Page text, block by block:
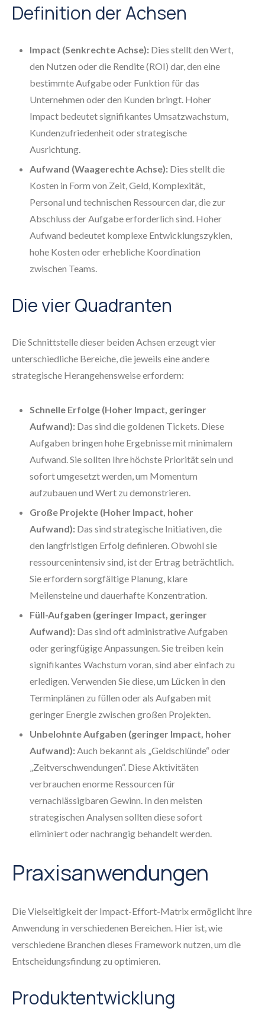
Definition der Achsen
Impact (Senkrechte Achse): Dies stellt den Wert,
den Nutzen oder die Rendite (ROI) dar, den eine
bestimmte Aufgabe oder Funktion für das
Unternehmen oder den Kunden bringt. Hoher
Impact bedeutet signifikantes Umsatzwachstum,
Kundenzufriedenheit oder strategische
Ausrichtung.
Aufwand (Waagerechte Achse): Dies stellt die
Kosten in Form von Zeit, Geld, Komplexität,
Personal und technischen Ressourcen dar, die zur
Abschluss der Aufgabe erforderlich sind. Hoher
Aufwand bedeutet komplexe Entwicklungszyklen,
hohe Kosten oder erhebliche Koordination
zwischen Teams.
Die vier Quadranten
Die Schnittstelle dieser beiden Achsen erzeugt vier
unterschiedliche Bereiche, die jeweils eine andere
strategische Herangehensweise erfordern:
Schnelle Erfolge (Hoher Impact, geringer
Aufwand): Das sind die goldenen Tickets. Diese
Aufgaben bringen hohe Ergebnisse mit minimalem
Aufwand. Sie sollten Ihre höchste Priorität sein und
sofort umgesetzt werden, um Momentum
aufzubauen und Wert zu demonstrieren.
Große Projekte (Hoher Impact, hoher
Aufwand): Das sind strategische Initiativen, die
den langfristigen Erfolg definieren. Obwohl sie
ressourcenintensiv sind, ist der Ertrag beträchtlich.
Sie erfordern sorgfältige Planung, klare
Meilensteine und dauerhafte Konzentration.
Füll-Aufgaben (geringer Impact, geringer
Aufwand): Das sind oft administrative Aufgaben
oder geringfügige Anpassungen. Sie treiben kein
signifikantes Wachstum voran, sind aber einfach zu
erledigen. Verwenden Sie diese, um Lücken in den
Terminplänen zu füllen oder als Aufgaben mit
geringer Energie zwischen großen Projekten.
Unbelohnte Aufgaben (geringer Impact, hoher
Aufwand):Auch bekannt als „Geldschlünde“ oder
„Zeitverschwendungen“. Diese Aktivitäten
verbrauchen enorme Ressourcen für
vernachlässigbaren Gewinn. In den meisten
strategischen Analysen sollten diese sofort
eliminiert oder nachrangig behandelt werden.
Praxisanwendungen
Die Vielseitigkeit der Impact-Effort-Matrix ermöglicht ihre
Anwendung in verschiedenen Bereichen. Hier ist, wie
verschiedene Branchen dieses Framework nutzen, um die
Entscheidungsfindung zu optimieren.
Produktentwicklung